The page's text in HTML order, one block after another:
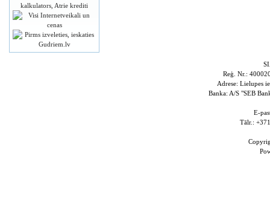
Reģ. Nr.:
Adrese: Lielupes
Banka: A/S "SEB
E-
Tālr.: